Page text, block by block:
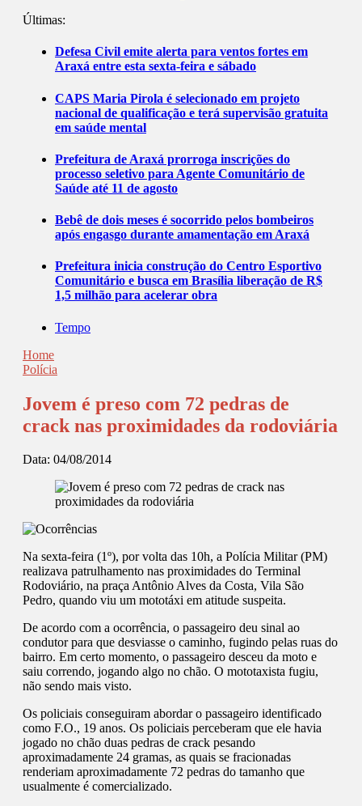
Últimas:
Defesa Civil emite alerta para ventos fortes em
Araxá entre esta sexta-feira e sábado
CAPS Maria Pirola é selecionado em projeto
nacional de qualificação e terá supervisão gratuita
em saúde mental
Prefeitura de Araxá prorroga inscrições do
processo seletivo para Agente Comunitário de
Saúde até 11 de agosto
Bebê de dois meses é socorrido pelos bombeiros
após engasgo durante amamentação em Araxá
Prefeitura inicia construção do Centro Esportivo
Comunitário e busca em Brasília liberação de R$
1,5 milhão para acelerar obra
Tempo
Home
Polícia
Jovem é preso com 72 pedras de
crack nas proximidades da rodoviária
Data: 04/08/2014
Na sexta-feira (1º), por volta das 10h, a Polícia Militar (PM)
realizava patrulhamento nas proximidades do Terminal
Rodoviário, na praça Antônio Alves da Costa, Vila São
Pedro, quando viu um mototáxi em atitude suspeita.
De acordo com a ocorrência, o passageiro deu sinal ao
condutor para que desviasse o caminho, fugindo pelas ruas do
bairro. Em certo momento, o passageiro desceu da moto e
saiu correndo, jogando algo no chão. O mototaxista fugiu,
não sendo mais visto.
Os policiais conseguiram abordar o passageiro identificado
como F.O., 19 anos. Os policiais perceberam que ele havia
jogado no chão duas pedras de crack pesando
aproximadamente 24 gramas, as quais se fracionadas
renderiam aproximadamente 72 pedras do tamanho que
usualmente é comercializado.